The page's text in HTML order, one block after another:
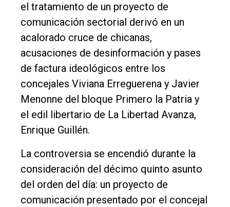
El
único
DIARIO
Balcarce
Inicio
Tendencia
el tratamiento de un proyecto de
comunicación sectorial derivó en un
acalorado cruce de chicanas,
acusaciones de desinformación y pases
de factura ideológicos entre los
concejales Viviana Erreguerena y Javier
Menonne del bloque Primero la Patria y
el edil libertario de La Libertad Avanza,
Enrique Guillén.
La controversia se encendió durante la
consideración del décimo quinto asunto
del orden del día: un proyecto de
comunicación presentado por el concejal